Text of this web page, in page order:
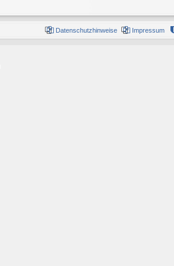
Impressum
Datenschutzhinweise